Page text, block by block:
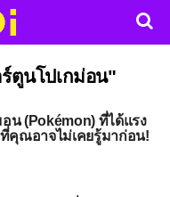
ตูนโปเกม่อน"
อน (Pokémon) ที่ได้แรง
คุณอาจไม่เคยรู้มาก่อน!